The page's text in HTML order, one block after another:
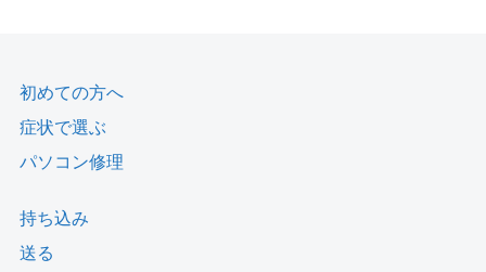
初めての方へ
症状で選ぶ
パソコン修理
持ち込み
送る